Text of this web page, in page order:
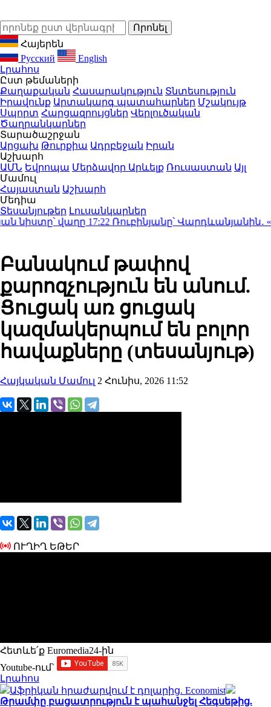
Հայերեն
Русский
English
Լրահոս
Ըստ թեմաների
Քաղաքական Հասարակություն Տնտեսություն
Իրավունք Արտակարգ պատահարներ Մշակույթ
Սպորտ Հարցազրույցներ Վերլուծական
Ծաղրանկարներ
Տարածաշրջան
Արցախ Թուրքիա Ադրբեջան Իրան
Աշխարհ
ԱՄՆ Եվրոպա Մերձավոր Արևելք Ռուսաստան Այլ
Մամուլ
Հայաստան Աշխարհ
Մեդիա
Տեսանյութեր Լուսանկարներ
վաղը17:22Ռուբինյանը՝ Վարդևանյանին․
Բանակում թափով
քարոզչություն են անում.
Ցուցակ առ ցուցակ
կազմակերպում են բոլոր
հավաքները (տեսանյութ)
Հայկական Մամուլ 2 Հունիս, 2026 11:52
ՈՒՂԻՂ ԵԹԵՐ
Հետևե՛ք Euromedia24-ին
Youtube-ում`
Լրահոս
Աֆրիկան ​​հրաժարվում է դոլարից. Economist
Թրամփը բացատրություն է պահանջել Հեգսեթից.